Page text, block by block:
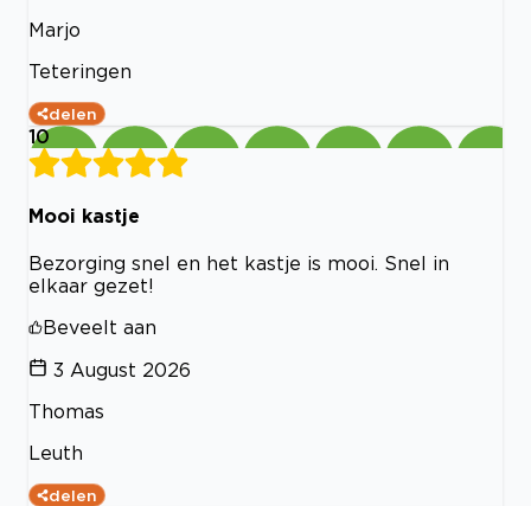
Marjo
Teteringen
delen
10
Mooi kastje
Bezorging snel en het kastje is mooi. Snel in
elkaar gezet!
Beveelt aan
3 August 2026
Thomas
Leuth
delen